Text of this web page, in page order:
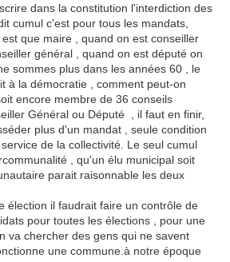
dans la constitution l'interdiction des
cumul c'est pour tous les mandats,
que maire , quand on est conseiller
général , quand on est député on
sommes plus dans les années 60 , le
à la démocratie , comment peut-on
encore membre de 36 conseils
Général ou Député , il faut en finir,
plus d'un mandat , seule condition
de la collectivité. Le seul cumul
, qu'un élu municipal soit
parait raisonnable les deux
élection il faudrait faire un contrôle de
pour toutes les élections , pour une
va chercher des gens qui ne savent
une commune.à notre époque